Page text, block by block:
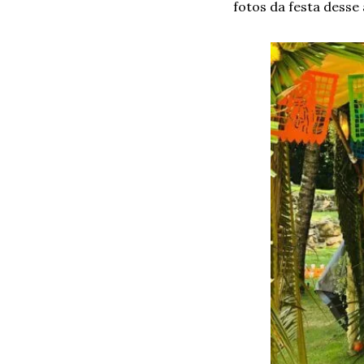
fotos da festa desse